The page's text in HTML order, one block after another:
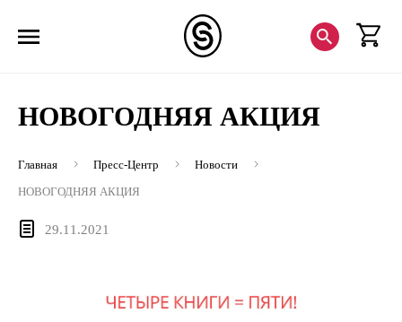
НОВОГОДНЯЯ АКЦИЯ
Главная Пресс-Центр
Новости
НОВОГОДНЯЯ АКЦИЯ
29.11.2021